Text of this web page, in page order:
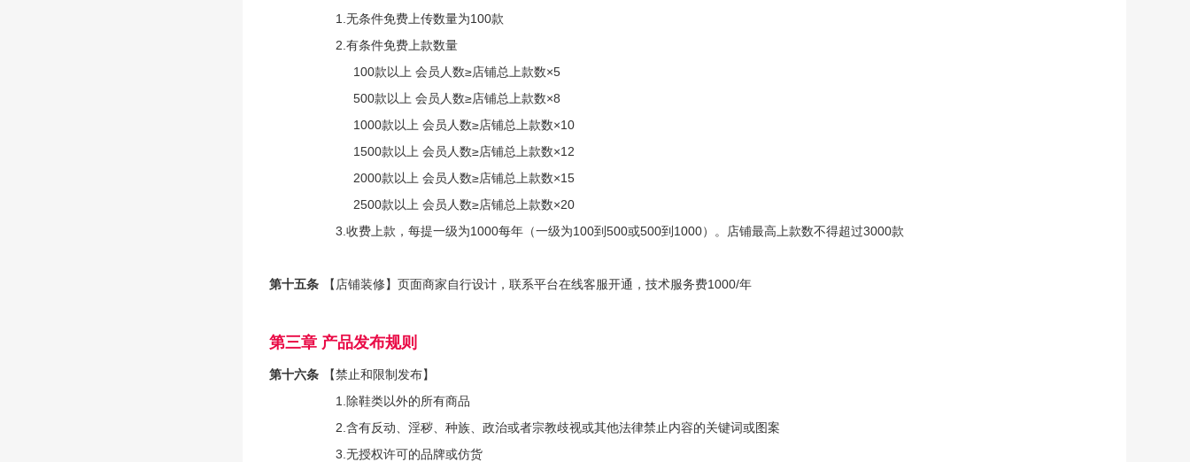
1.无条件免费上传数量为100款
2.有条件免费上款数量
100款以上 会员人数≥店铺总上款数×5
500款以上 会员人数≥店铺总上款数×8
1000款以上 会员人数≥店铺总上款数×10
1500款以上 会员人数≥店铺总上款数×12
2000款以上 会员人数≥店铺总上款数×15
2500款以上 会员人数≥店铺总上款数×20
3.收费上款，每提一级为1000每年（一级为100到500或500到1000）。店铺最高上款数不得超过3000款
第十五条 【店铺装修】页面商家自行设计，联系平台在线客服开通，技术服务费1000/年
第三章 产品发布规则
第十六条
【禁止和限制发布】
1.除鞋类以外的所有商品
2.含有反动、淫秽、种族、政治或者宗教歧视或其他法律禁止内容的关键词或图案
3.无授权许可的品牌或仿货